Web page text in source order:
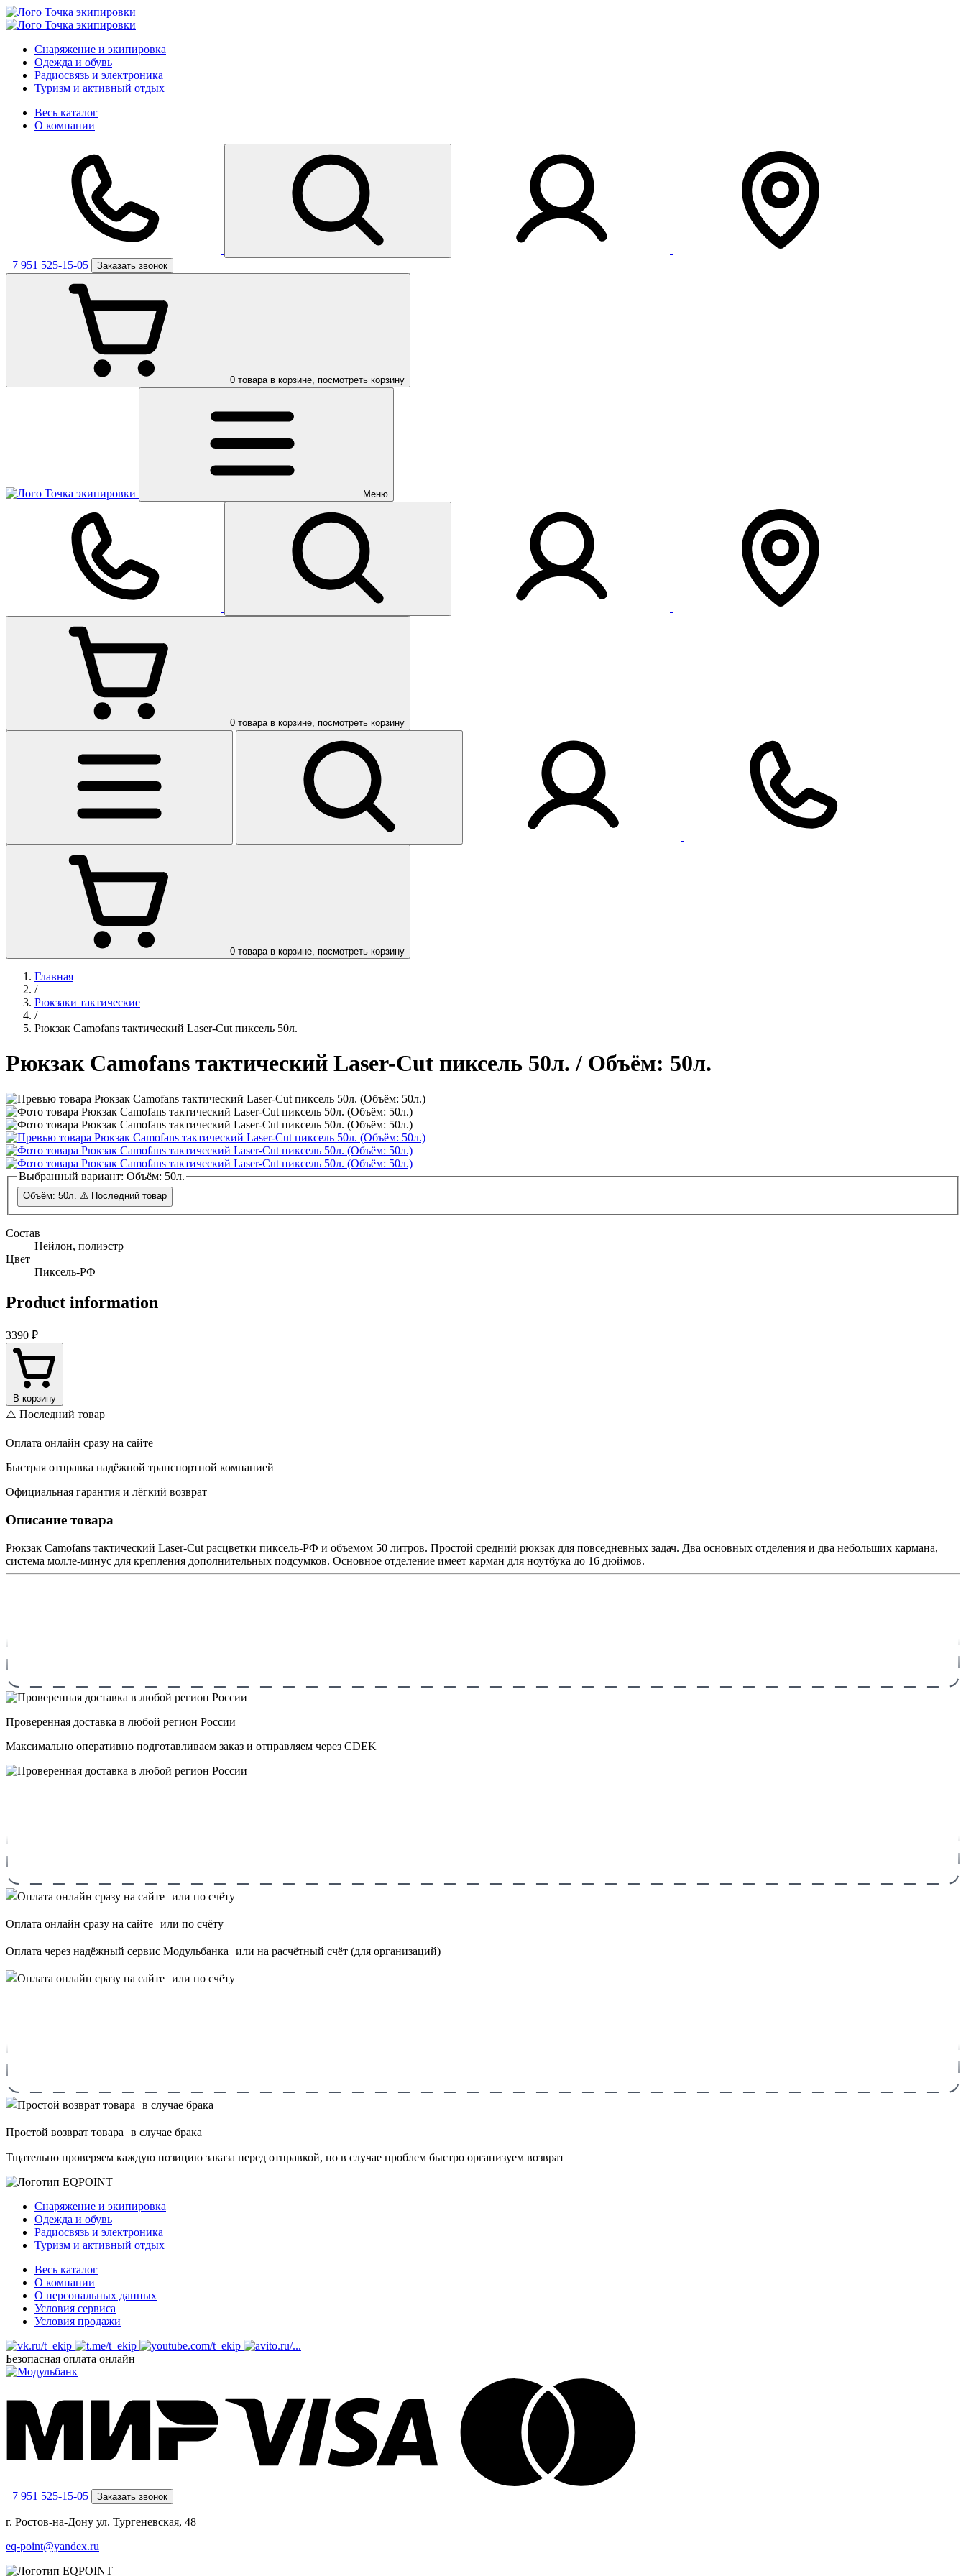
Снаряжение и экипировка
Одежда и обувь
Радиосвязь и электроника
Туризм и активный отдых
Весь каталог
О компании
+7 951 525-15-05 Заказать звонок
0 товара в корзине, посмотреть корзину
Меню
0 товара в корзине, посмотреть корзину
0 товара в корзине, посмотреть корзину
Главная
/
Рюкзаки тактические
/
Рюкзак Camofans тактический Laser-Cut пиксель 50л.
Рюкзак Camofans тактический Laser-Cut пиксель 50л./ Объём: 50л.
Выбранный вариант: Объём: 50л.
Объём: 50л. ⚠️ Последний товар
Состав
Нейлон, полиэстр
Цвет
Пиксель-РФ
Product information
3390 ₽
В корзину
⚠️ Последний товар
Оплата онлайн сразу на сайте
Быстрая отправка надёжной транспортной компанией
Официальная гарантия и лёгкий возврат
Описание товара
Рюкзак Camofans тактический Laser-Cut расцветки пиксель-РФ и объемом 50 литров. Простой средний рюкзак для повседневных задач. Два основных отделения и два небольших кармана,
система молле-минус для крепления дополнительных подсумков. Основное отделение имеет карман для ноутбука до 16 дюймов.
Проверенная доставка в любой регион России
Максимально оперативно подготавливаем заказ и отправляем через CDEK
Оплата онлайн сразу на сайте или по счёту
Оплата через надёжный сервис Модульбанка или на расчётный счёт (для организаций)
Простой возврат товара в случае брака
Тщательно проверяем каждую позицию заказа перед отправкой, но в случае проблем быстро организуем возврат
Снаряжение и экипировка
Одежда и обувь
Радиосвязь и электроника
Туризм и активный отдых
Весь каталог
О компании
О персональных данных
Условия сервиса
Условия продажи
Безопасная оплата онлайн
+7 951 525-15-05 Заказать звонок
г. Ростов-на-Дону ул. Тургеневская, 48
eq-point@yandex.ru